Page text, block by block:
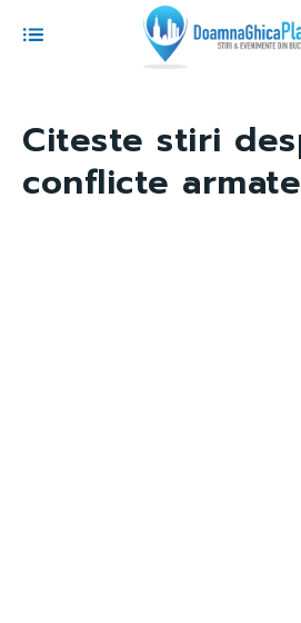
Citeste stiri
conflicte armate